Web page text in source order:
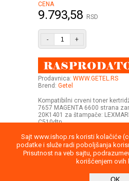
Sajt www.ishop.rs koristi kolačiće
podatke i služe radi poboljšanja
Prisutnost na veb sajtu,
korišćenjem ovih
CENA
9.793,58 RSD
- +
Prodavnica: WWW.GETEL.RS
Brend: Getel
Kompatibilni crveni toner
7657 MAGENTA 6600 strana
20K1401 za štampače:
C510dtn